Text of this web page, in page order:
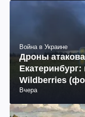
Война в Украине
Дроны
Wildberries
Вчера